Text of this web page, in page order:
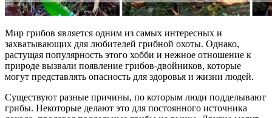
Мир грибов является одним из самых интересных и
захватывающих для любителей грибной охоты. Однако,
растущая популярность этого хобби и нежное отношение к
природе вызвали появление грибов-двойников, которые
могут представлять опасность для здоровья и жизни людей.
Существуют разные причины, по которым люди подделывают
грибы. Некоторые делают это для постоянного источника